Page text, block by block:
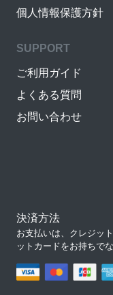
個人情報保護方針
SUPPORT
ご利用ガイド
よくある質問
お問い合わせ
決済方法
お支払いは、クレジッ
ットカードをお持ちで